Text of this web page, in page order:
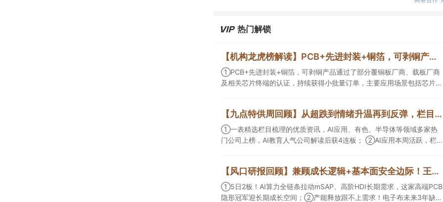
热门解锁
【机构龙虎榜解读】PCB+先进封装+铜箔，可剥铜产品通过了部分覆铜板厂商、载板厂商及相关芯片终端的认证，持续获得小批量订单，主要应用场景包括芯片封装光模块用PCB，机构大额净买入这家公司
①PCB+先进封装+铜箔，可剥铜产品通过了部分覆铜板厂商、载板厂商
及相关芯片终端的认证，持续获得小批量订单，主要应用场景包括芯片封
具备承接细胞与基因治疗产品商业化受托生产的合规资质，这家公司获净
买入。
【九点特供周回顾】从超跌到情绪升温再到反弹，栏目梳理AI应用题材逻辑，AI教育人气公司解读后获4连板
①一表精选栏目梳理的优质资讯，AI应用、有色、半导体等领域多家热
门公司上榜，AI教育人气公司解读后获4连板； ②AI应用本周活跃，栏目
提及2家核心公司双双涨停。
【风口研报回顾】兼顾成长逻辑+基本面安全边际！王牌自营前瞻覆盖“pcb+MLCC+电子布”，梳理AI产业链优质标的“深坑起跳”
①5日2板！AI算力全链条拉动mSAP、高阶HDI长期需求，这家高端PCB
隐形冠军迎长期成长空间；②产能释放跟不上需求！电子布未来3年缺口